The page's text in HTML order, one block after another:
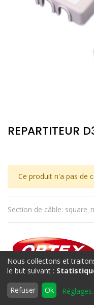
Accueil Rechercher
REPARTITEUR
Ce produit n'a pas de
Section de câble:
OPTEX
Nous collectons et
le but suivant :
Refuser Ok Réglages